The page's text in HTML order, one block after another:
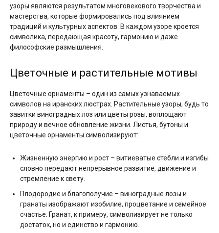
узоры являются результатом многовекового творчества и
мастерства, которые формировались под влиянием
традиций и культурных аспектов. В каждом узоре кроется
символика, передающая красоту, гармонию и даже
философские размышления.
Цветочные и растительные мотивы
Цветочные орнаменты – один из самых узнаваемых
символов на иранских люстрах. Растительные узоры, будь то
завитки виноградных лоз или цветы розы, воплощают
природу и вечное обновление жизни. Листья, бутоны и
цветочные орнаменты символизируют:
Жизненную энергию и рост – витиеватые стебли и изгибы
словно передают непрерывное развитие, движение и
стремление к свету.
Плодородие и благополучие – виноградные лозы и
гранаты изображают изобилие, процветание и семейное
счастье. Гранат, к примеру, символизирует не только
достаток, но и единство и гармонию.